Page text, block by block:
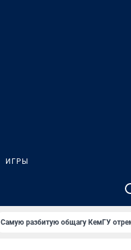
ИГРЫ
Самую разбитую общагу КемГУ